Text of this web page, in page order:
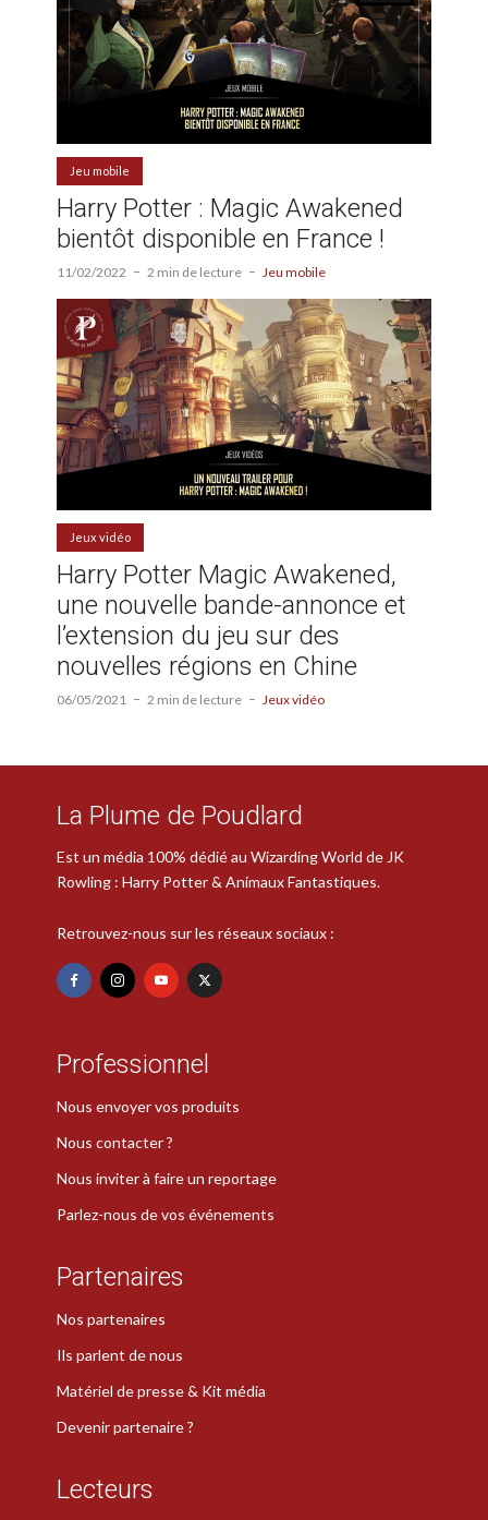
Jeu mobile
Harry Potter : Magic Awakened
bientôt disponible en France !
11/02/2022 2 min de lecture Jeu mobile
Jeux vidéo
Harry Potter Magic Awakened,
une nouvelle bande-annonce et
l’extension du jeu sur des
nouvelles régions en Chine
06/05/2021 2 min de lecture Jeux vidéo
La Plume de Poudlard
Est un média 100% dédié au Wizarding World de JK
Rowling : Harry Potter & Animaux Fantastiques.
Retrouvez-nous sur les réseaux sociaux :
Professionnel
Nous envoyer vos produits
Nous contacter ?
Nous inviter à faire un reportage
Parlez-nous de vos événements
Partenaires
Nos partenaires
Ils parlent de nous
Matériel de presse & Kit média
Devenir partenaire ?
Lecteurs